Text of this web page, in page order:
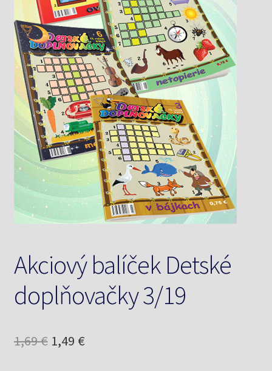
Kontakt
Akciový balíček Detské
doplňovačky 3/19
1,69€ Pôvodná
1,49 €Aktuálna